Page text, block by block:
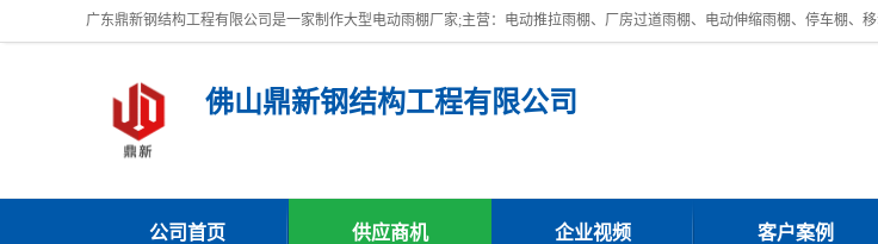
佛山鼎新钢结构工程有限公司
公司首页 供应商机 企业视频 客户案例